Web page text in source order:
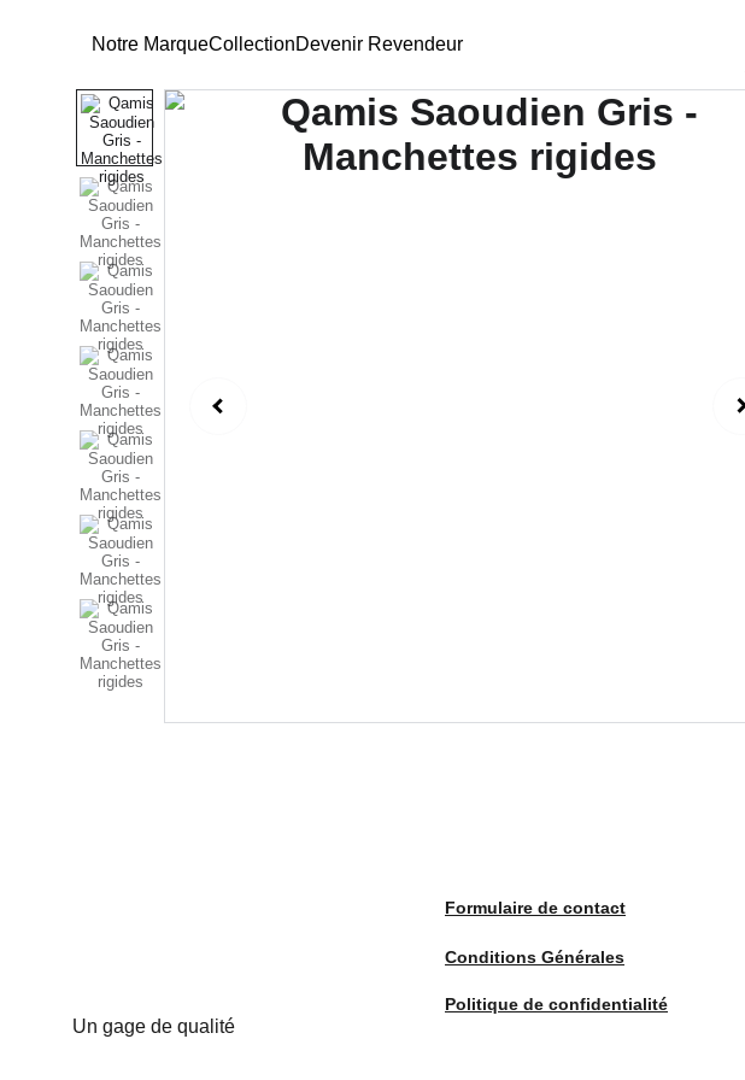
Notre MarqueCollectionDevenir Revendeur
Un gage de qualité
Formulaire de contact
Conditions Générales
Politique de confidentialité